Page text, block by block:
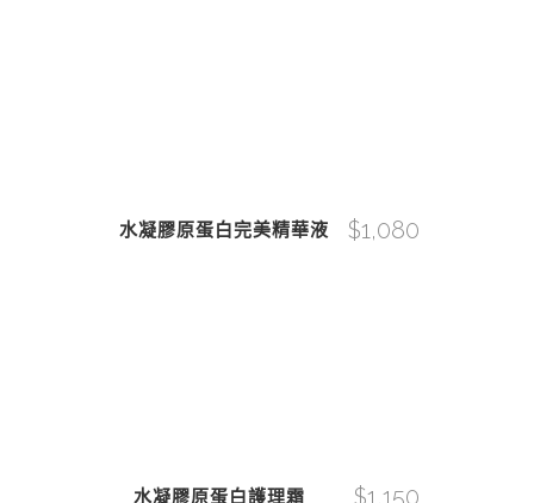
水凝膠原蛋白完美精華液 $1,080
水凝膠原蛋白護理霜 $1,150